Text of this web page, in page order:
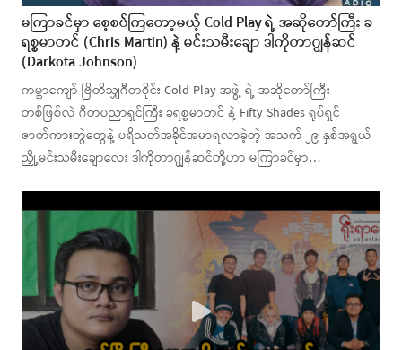
မကြာခင်မှာ စေ့စပ်ကြတော့မယ့် Cold Play ရဲ့ အဆိုတော်ကြီး ခ
ရစ္စမာတင် (Chris Martin) နဲ့ မင်းသမီးချော ဒါကိုတာဂျွန်ဆင်
(Darkota Johnson)
ကမ္ဘာကျော် ဗြိတိသျှဂီတဝိုင်း Cold Play အဖွဲ့ ရဲ့ အဆိုတော်ကြီး
တစ်ဖြစ်လဲ ဂီတပညာရှင်ကြီး ခရစ္စမာတင် နဲ့ Fifty Shades ရုပ်ရှင်
ဇာတ်ကားတွဲတွေနဲ့ ပရိသတ်အခိုင်အမာရလာခဲ့တဲ့ အသက် ၂၉ နှစ်အရွယ်
ညှို့မင်းသမီးချောလေး ဒါကိုတာဂျွန်ဆင်တို့ဟာ မကြာခင်မှာ…